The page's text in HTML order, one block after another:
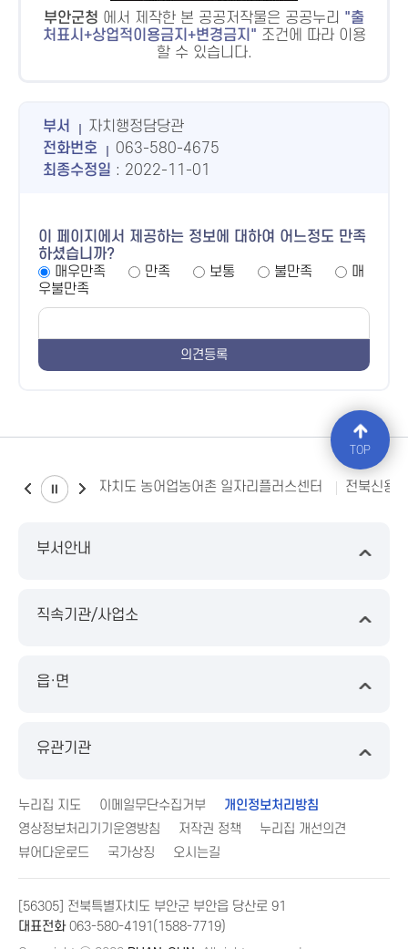
부안군청 에서 제작한 본 공공저작물은 공공누리
출
처표시+상업적이용금지+변경금지
조건에 따라 이용
할 수 있습니다.
부서
자치행정담당관
전화번호
063-580-4675
최종수정일 : 2022-11-01
이 페이지에서 제공하는 정보에 대하여 어느정도 만족
하셨습니까?
매우만족
만족 보통 불만족
매
우불만족
전북특별자치도 농어업농어촌 일자리플러스센터 전북신용
부서안내
직속기관/사업소
읍·면
유관기관
누리집 지도 이메일무단수집거부
개인정보처리방침
영상정보처리기기운영방침
저작권 정책
누리집 개선의견
뷰어다운로드
국가상징 오시는길
[56305] 전북특별자치도 부안군 부안읍 당산로 91
대표전화063-580-4191(1588-7719)
TOP